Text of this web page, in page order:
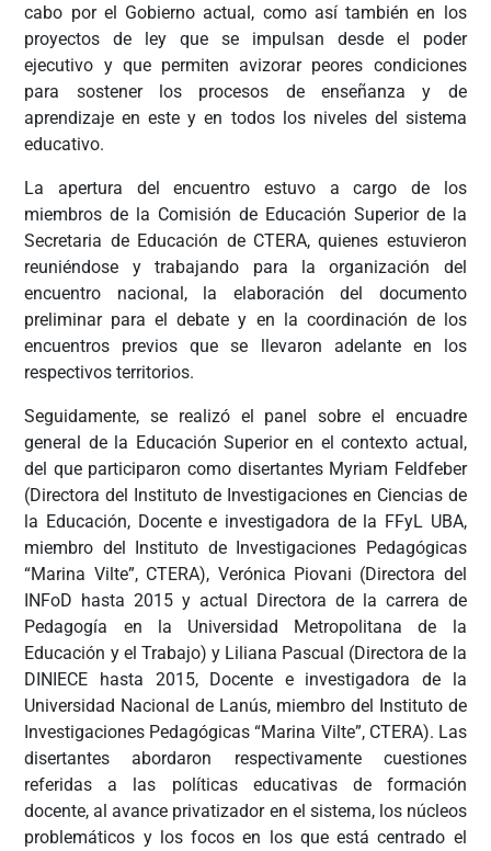
cabo por el Gobierno actual, como así también en los
proyectos de ley que se impulsan desde el poder
ejecutivo y que permiten avizorar peores condiciones
para sostener los procesos de enseñanza y de
aprendizaje en este y en todos los niveles del sistema
educativo.
La apertura del encuentro estuvo a cargo de los
miembros de la Comisión de Educación Superior de la
Secretaria de Educación de CTERA, quienes estuvieron
reuniéndose y trabajando para la organización del
encuentro nacional, la elaboración del documento
preliminar para el debate y en la coordinación de los
encuentros previos que se llevaron adelante en los
respectivos territorios.
Seguidamente, se realizó el panel sobre el encuadre
general de la Educación Superior en el contexto actual,
del que participaron como disertantes Myriam Feldfeber
(Directora del Instituto de Investigaciones en Ciencias de
la Educación, Docente e investigadora de la FFyL UBA,
miembro del Instituto de Investigaciones Pedagógicas
“Marina Vilte”, CTERA), Verónica Piovani (Directora del
INFoD hasta 2015 y actual Directora de la carrera de
Pedagogía en la Universidad Metropolitana de la
Educación y el Trabajo) y Liliana Pascual (Directora de la
DINIECE hasta 2015, Docente e investigadora de la
Universidad Nacional de Lanús, miembro del Instituto de
Investigaciones Pedagógicas “Marina Vilte”, CTERA). Las
disertantes abordaron respectivamente cuestiones
referidas a las políticas educativas de formación
docente, al avance privatizador en el sistema, los núcleos
problemáticos y los focos en los que está centrado el